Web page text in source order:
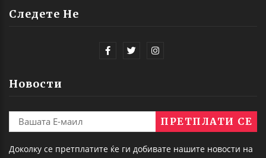
Следете Не
Новости
Доколку се претплатите ќе ги добивате нашите новости на